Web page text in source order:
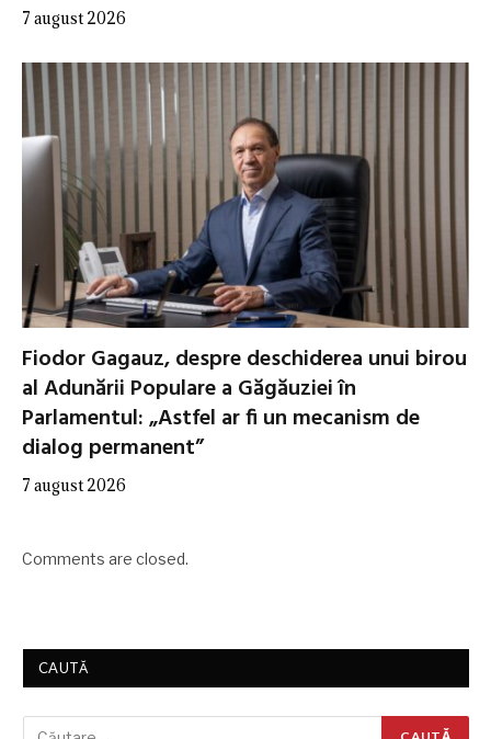
7 august 2026
Fiodor Gagauz, despre deschiderea unui birou
al Adunării Populare a Găgăuziei în
Parlamentul: „Astfel ar fi un mecanism de
dialog permanent”
7 august 2026
Comments are closed.
CAUTĂ